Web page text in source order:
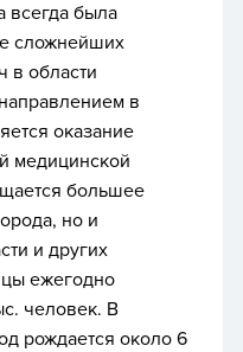
всегда была
сложнейших
в области
в
оказание
медицинской
большее
но и
и других
ежегодно
человек. В
рождается около 6